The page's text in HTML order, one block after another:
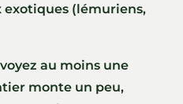
exotiques (lémuriens,
au moins une
monte un peu,